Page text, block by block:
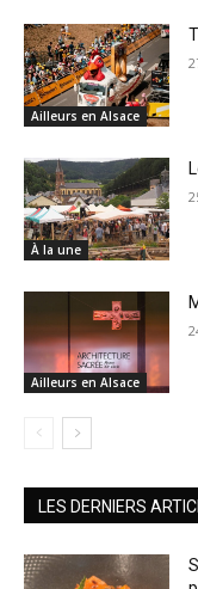
Ailleurs en Alsace
À la une
Ailleurs en Alsace
LES DERNIERS